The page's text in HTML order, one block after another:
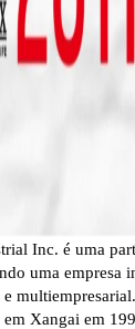
Inc. é uma
uma empresa
Xangai em